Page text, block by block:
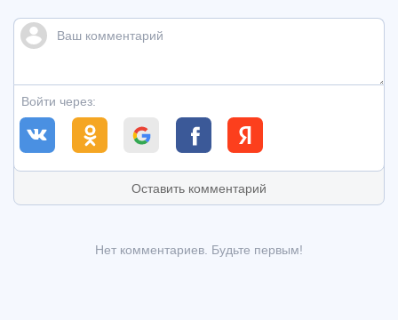
Войти через:
Оставить комментарий
Нет комментариев. Будьте первым!